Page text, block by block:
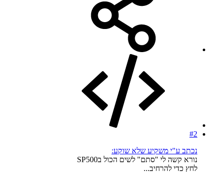
#2
נכתב ע"י משקיע שלא שוקע:
נורא קשה לי "סתם" לשים הכול בSP500
לחץ כדי להרחיב...